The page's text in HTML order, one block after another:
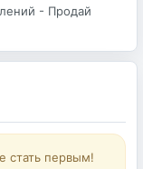
- Продай
стать первым!